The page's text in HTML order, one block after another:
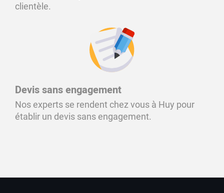
clientèle.
Devis sans engagement
Nos experts se rendent chez vous à Huy pour
établir un devis sans engagement.